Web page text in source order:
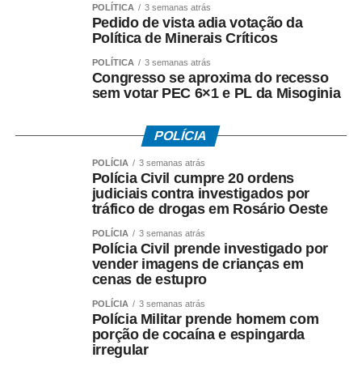
A China continua sendo o principal destino dos produtos
piauienses, absorvendo cerca de dois terços das
exportações realizadas em maio. Espanha, Turquia,
Eslovênia e Egito também figuram entre os principais
compradores, evidenciando a inserção crescente do
estado em mercados estratégicos para o agronegócio
O avanço da produção agrícola no Cerrado piauiense tem
sido acompanhado por investimentos em armazenagem,
logística, infraestrutura e tecnologia. Esses fatores vêm
permitindo ganhos de competitividade e consolidando a
região como uma das áreas mais promissoras para a
expansão sustentável da produção de grãos no país.
participação dominante na pauta exportadora estadual, a
soja permanece como a principal fonte de geração de
riqueza do agronegócio piauiense. O desempenho da
POLÍTICA 3 semanas atrás
Pedido de vista adia votação da
Política de Minerais Críticos
POLÍTICA 3 semanas atrás
Congresso se aproxima do recesso
sem votar PEC 6×1 e PL da Misoginia
POLÍCIA
POLÍCIA 3 semanas atrás
Polícia Civil cumpre 20 ordens
judiciais contra investigados por
tráfico de drogas em Rosário Oeste
POLÍCIA 3 semanas atrás
Polícia Civil prende investigado por
vender imagens de crianças em
cenas de estupro
POLÍCIA 3 semanas atrás
Polícia Militar prende homem com
porção de cocaína e espingarda
irregular